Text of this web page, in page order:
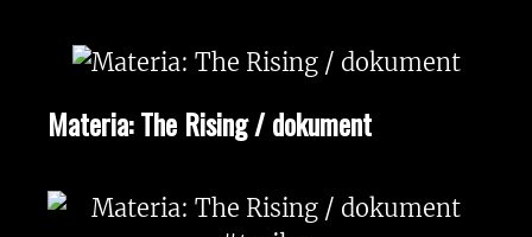
Materia: The Rising / dokument